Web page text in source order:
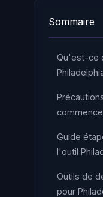
Sommaire
Qu'est-ce
Guide
l'outil
Outils de
pour